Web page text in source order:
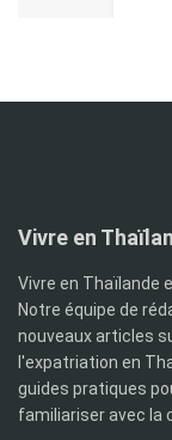
Vivre en
Vivre en Thaïlande
Notre équipe de
nouveaux articles
l'expatriation en
guides pratiques
familiariser avec la